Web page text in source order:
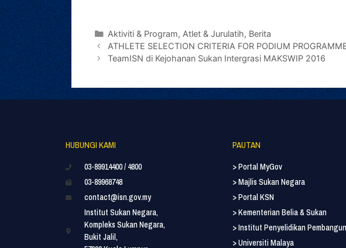
Aktiviti & Program, Atlet & Jurulatih, Berita
ATHLETE SELECTION CRITERIA FOR PODIUM
TeamISN di Kejohanan Sukan Intergrasi MAKSWIP 2016
HUBUNGI KAMI
03-89914400 / 4800
03-89968748
contact@isn.gov.my
Institut Sukan Negara,
Kompleks Sukan Negara,
Bukit Jalil,
PAUTAN
> Portal MyGov
> Majlis Sukan Negara
> Portal KSN
> Kementerian Belia & Sukan
> Institut Penyelidikan
> Universiti Malaya